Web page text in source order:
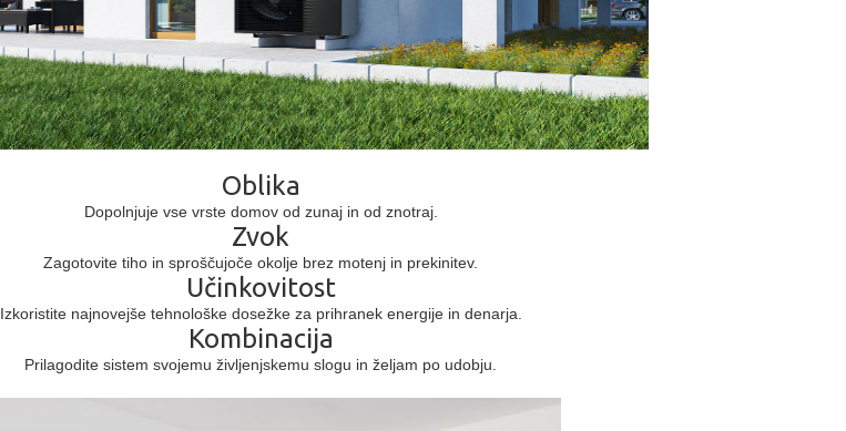
Oblika
Dopolnjuje vse vrste domov od zunaj in od znotraj.
Zvok
Zagotovite tiho in sproščujoče okolje brez motenj in prekinitev.
Učinkovitost
Izkoristite najnovejše tehnološke dosežke za prihranek energije in denarja.
Kombinacija
Prilagodite sistem svojemu življenjskemu slogu in željam po udobju.